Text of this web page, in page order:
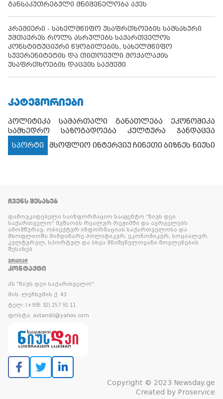
განსაკუთრებული მნიშვნელობა აქვს
პრემიერი - სახელმწიფო უსაფრთხოების სამსახური
უმთავრეს როლს ასრულებს საქართველოს
კონსტიტუციური წყობილების, სახელმწიფო
სუვერენიტეტის და თითოეული მოქალაქის
უსაფრთხოების დაცვის საქმეში
ᲙᲐᲢᲔᲒᲝᲠᲘᲔᲑᲘ
პოლიტიკა სამართალი განათლება
ეკონომიკა
სამხედრო
საზოგადოება კულტურა
ჯანდაცვა
სპორტი
მსოფლიო ინტერვიუ ჩინეთი ბიზნეს ნიუსი
ᲩᲕᲔᲜᲡ ᲨᲔᲡᲐᲮᲔᲑ
დამოუკიდებელი საინფორმაციო სააგენტო “ნიუს დეი
საქართველო” მუშაობს რეალურ რეჟიმში და ავრცელებს
ამომწურავ, ობიექტურ ინფორმაციას საქართველოსა და
მსოფლიოში მიმდინარე პოლიტიკურ, ეკონომიკურ, სოციალურ,
კულტურულ, სპორტულ და სხვა მნიშვნელოვანი მოვლენების
შესახებ.
ᲕᲠᲪᲚᲐᲓ
ᲙᲝᲜᲢᲐᲥᲢᲘ
პს "ნიუს დეი საქართველო"
მის: ლეჩხუმის ქ. 43
ტელ: (+995 32) 257 91 11
ფოსტა: avtandil@yahoo.com
Copyright © 2023 Newsday.ge
Created by Proservice